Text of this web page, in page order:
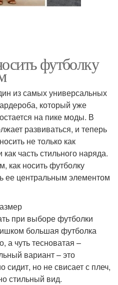
футболку
из самых универсальных
который уже
на пике моды. В
развиваться, и теперь
не только как
часть стильного наряда.
как носить футболку
ее центральным элементом
при выборе футболки
большая футболка
а чуть тесноватая –
вариант – это
сидит, но не свисает с плеч,
стильный вид.